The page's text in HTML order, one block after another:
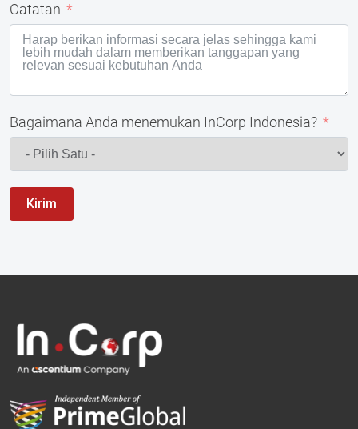
Catatan
Bagaimana Anda menemukan InCorp Indonesia?
Kirim